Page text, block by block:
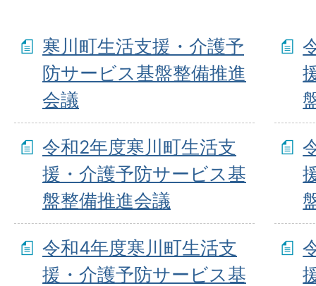
寒川町生活支援・介護予
防サービス基盤整備推進
会議
令和2年度寒川町生活支
援・介護予防サービス基
盤整備推進会議
令和4年度寒川町生活支
援・介護予防サービス基